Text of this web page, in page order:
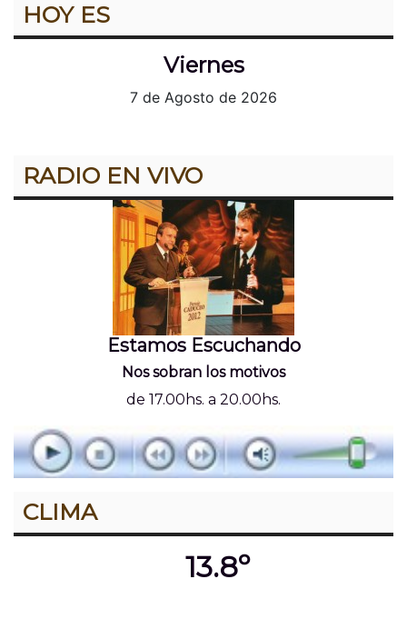
HOY ES
Viernes
7 de Agosto de 2026
RADIO EN VIVO
Estamos Escuchando
Nos sobran los motivos
de 17.00hs. a 20.00hs.
CLIMA
13.8º